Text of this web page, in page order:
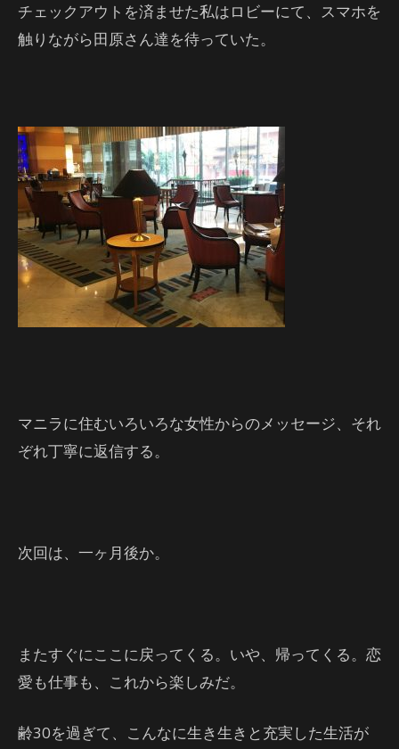
チェックアウトを済ませた私はロビーにて、スマホを
触りながら田原さん達を待っていた。
マニラに住むいろいろな女性からのメッセージ、それ
ぞれ丁寧に返信する。
次回は、一ヶ月後か。
またすぐにここに戻ってくる。いや、帰ってくる。恋
愛も仕事も、これから楽しみだ。
齢30を過ぎて、こんなに生き生きと充実した生活が